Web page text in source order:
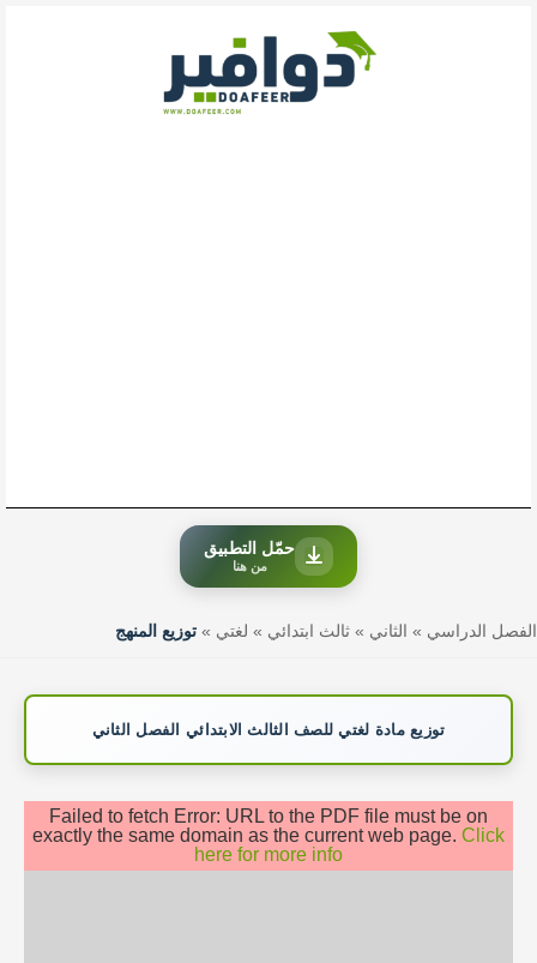
حمّل التطبيق
من هنا
الفصل الدراسي » الثاني » ثالث ابتدائي » لغتي » توزيع المنهج
توزيع مادة لغتي للصف الثالث الابتدائي الفصل الثاني
Failed to fetch Error: URL to the PDF file must be on
exactly the same domain as the current web page. Click
here for more info